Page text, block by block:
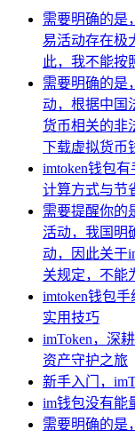
需要明确的是
易活动存在极
此，我不能按
需要明确的是
动，根据中国
货币相关的非
下载虚拟货币
imtoken钱包
计算方式与节
需要提醒你的
活动，我国明
动，因此关于
关规定，不能
imtoken钱包
实用技巧
imToken，深
资产守护之旅
新手入门，
im钱包没有能
需要明确的是